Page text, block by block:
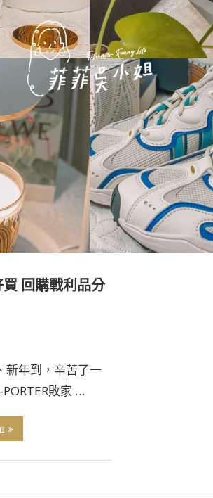
回購戰利品分
新年到，辛苦了一
敗家 …